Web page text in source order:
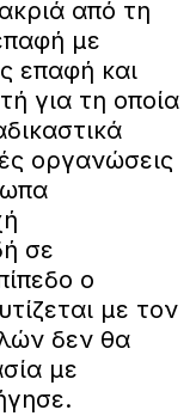
από τη
με
επαφή και
για τη οποία
οργανώσεις
σε
ο
με τον
δεν θα
με